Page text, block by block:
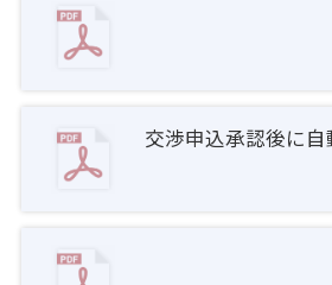
交渉申込承認後に自